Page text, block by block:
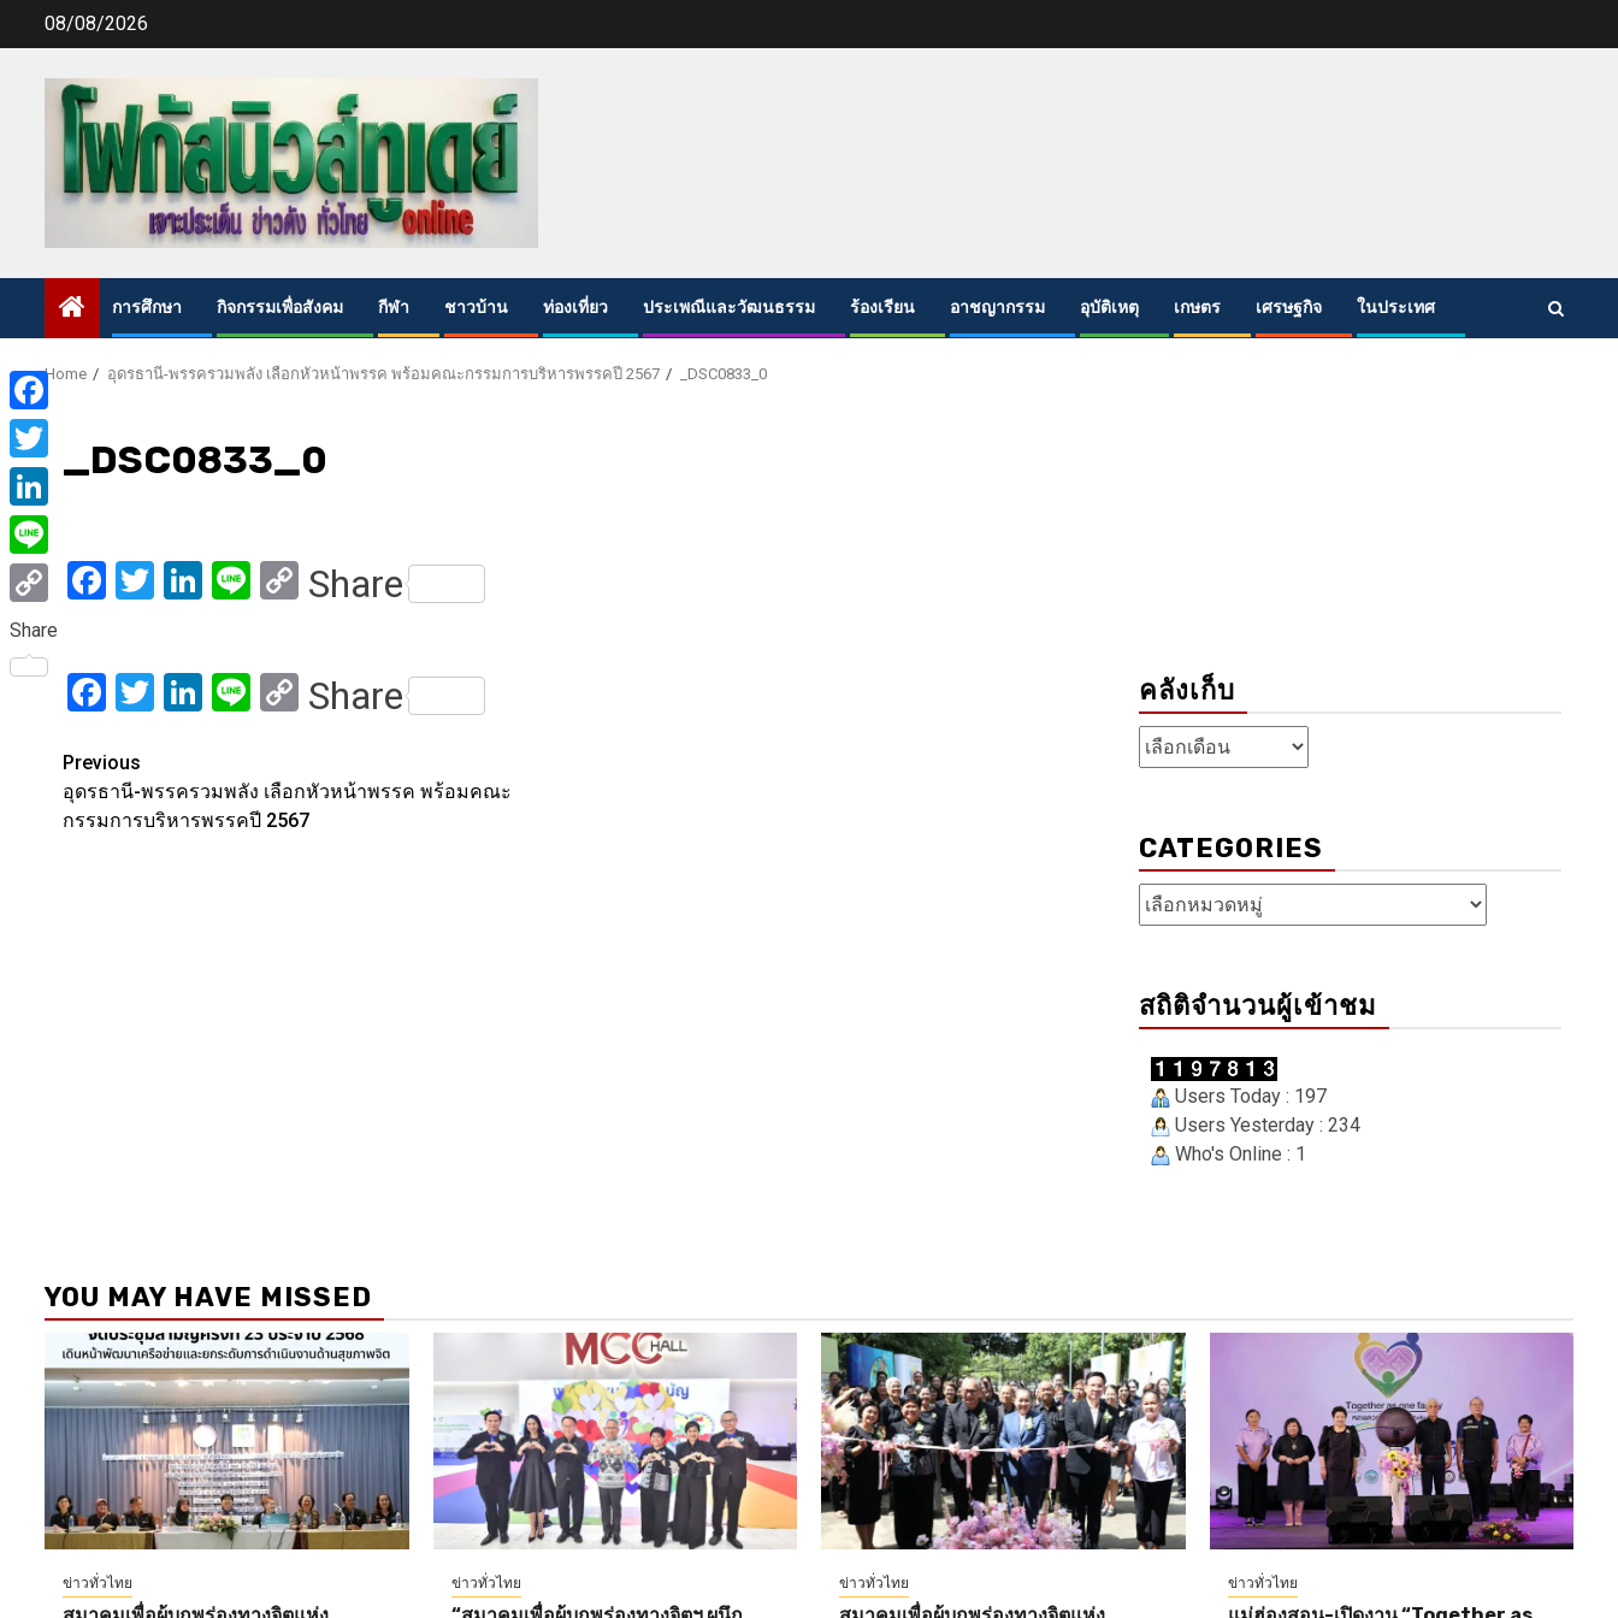
08/08/2026
การศึกษา กิจกรรมเพื่อสังคม กีฬา ชาวบ้าน ท่องเที่ยว ประเพณีและวัฒนธรรม ร้องเรียน อาชญากรรม อุบัติเหตุ เกษตร เศรษฐกิจ ในประเทศ
Home อุดรธานี-พรรครวมพลัง เลือกหัวหน้าพรรค พร้อมคณะกรรมการบริหารพรรคปี 2567 _DSC0833_0
_DSC0833_0
Facebook
Twitter
LinkedIn
LineCopy
Share
Facebook
Twitter
LinkedIn
LineCopy
Share
Post
navigation
Previous
อุดรธานี-พรรครวมพลัง เลือกหัวหน้าพรรค พร้อมคณะ
กรรมการบริหารพรรคปี 2567
คลังเก็บ
คลัง
เก็บ
CATEGORIES
Categories
สถิติจำนวนผู้เข้าชม
Users Today : 197
Users Yesterday : 234
Who's Online : 1
YOU MAY HAVE MISSED
ข่าวทั่วไทย ข่าวทั่วไทย ข่าวทั่วไทย ข่าวทั่วไทย
Facebook
Twitter
LinkedIn
Line
Copy
Link
Share